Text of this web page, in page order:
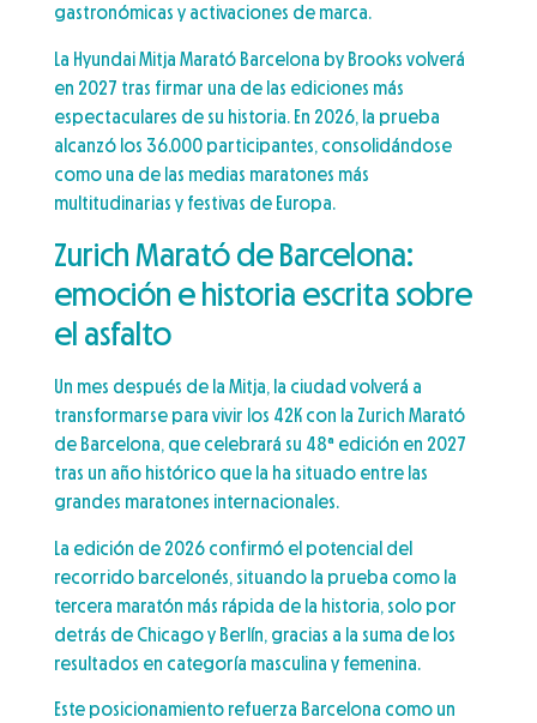
gastronómicas y activaciones de marca.
La Hyundai Mitja Marató Barcelona by Brooks volverá
en 2027 tras firmar una de las ediciones más
espectaculares de su historia. En 2026, la prueba
alcanzó los 36.000 participantes, consolidándose
como una de las medias maratones más
multitudinarias y festivas de Europa.
Zurich Marató de Barcelona:
emoción e historia escrita sobre
el asfalto
Un mes después de la Mitja, la ciudad volverá a
transformarse para vivir los 42K con la Zurich Marató
de Barcelona, que celebrará su 48ª edición en 2027
tras un año histórico que la ha situado entre las
grandes maratones internacionales.
La edición de 2026 confirmó el potencial del
recorrido barcelonés, situando la prueba como la
tercera maratón más rápida de la historia, solo por
detrás de Chicago y Berlín, gracias a la suma de los
resultados en categoría masculina y femenina.
Este posicionamiento refuerza Barcelona como un